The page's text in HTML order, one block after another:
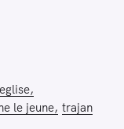
le jeune trajan